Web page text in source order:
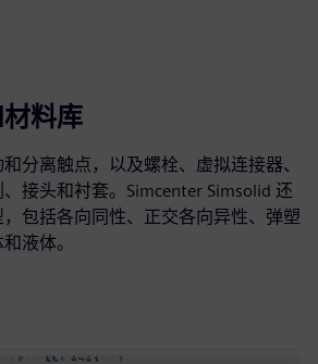
料库
分离触点，以及螺栓、虚拟连接器、
接头和衬套。Simcenter Simsolid 还
包括各向同性、正交各向异性、弹塑
液体。